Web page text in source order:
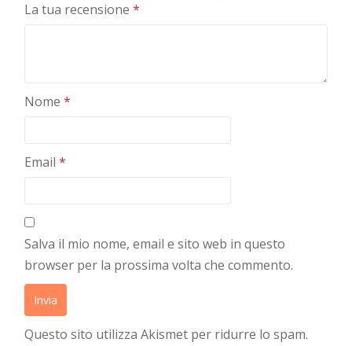
La tua recensione *
Nome *
Email *
Salva il mio nome, email e sito web in questo
browser per la prossima volta che commento.
Questo sito utilizza Akismet per ridurre lo spam.